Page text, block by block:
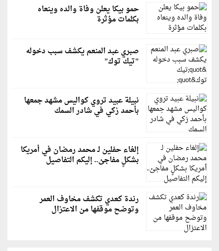
حمو بيكا يعلن وفاة والده وينعاه
بكلمات مؤثرة
صبري عبد المنعم يكشف سبب دخوله
"تيك توك"
نبيلة عبيد تروي كواليس مشهد جمعها
بأحمد زكي في شادر السمك
إلغاء حفلين لـ محمد رمضان في أمريكا
بشكلٍ مفاجئ.. إليكم التفاصيل
رندة كعدي تكشف مخاوف العمر
وتوضح موقفها من الاعتزال